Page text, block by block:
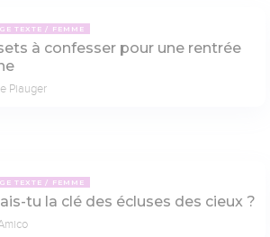
TEXTE FEMME
à confesser pour une rentrée
Piauger
TEXTE FEMME
tu la clé des écluses des cieux ?